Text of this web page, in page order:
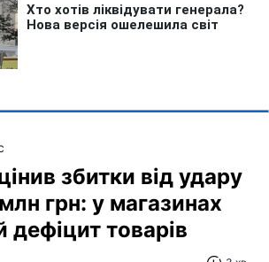
збитки від удару
грн: у магазинах
товарів